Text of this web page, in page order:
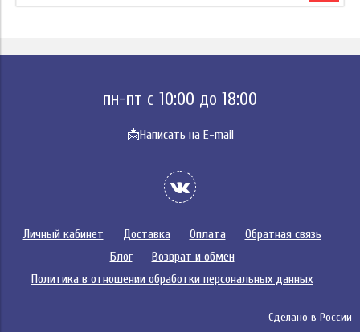
пн-пт с 10:00 до 18:00
📩Написать на E-mail
Личный кабинет Доставка Оплата
Обратная связь
Блог
Возврат и обмен
Политика в отношении обработки персональных данных
Сделано в России